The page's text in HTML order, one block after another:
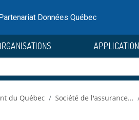
Données Québec
du Québec Société de l'assurance...